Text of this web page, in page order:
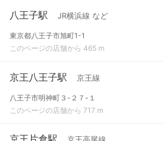
八王子駅 JR横浜線 など
東京都八王子市旭町1-1
このページの店舗から 465 m
京王八王子駅 京王線
八王子市明神町３-２７-１
このページの店舗から 717 m
京王片倉駅